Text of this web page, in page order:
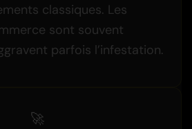
classiques. Les
sont souvent
parfois l’infestation.
🚀